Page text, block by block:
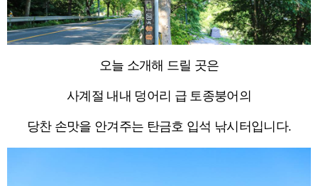
오늘 소개해 드릴 곳은
사계절 내내 덩어리 급 토종붕어의
당찬 손맛을 안겨주는 탄금호 입석 낚시터입니다.